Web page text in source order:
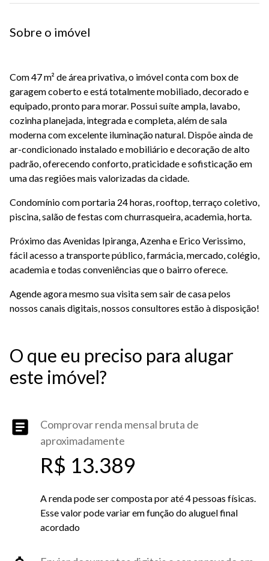
Sobre o imóvel
Com 47 m² de área privativa, o imóvel conta com box de
garagem coberto e está totalmente mobiliado, decorado e
equipado, pronto para morar. Possui suíte ampla, lavabo,
cozinha planejada, integrada e completa, além de sala
moderna com excelente iluminação natural. Dispõe ainda de
ar-condicionado instalado e mobiliário e decoração de alto
padrão, oferecendo conforto, praticidade e sofisticação em
uma das regiões mais valorizadas da cidade.
Condomínio com portaria 24 horas, rooftop, terraço coletivo,
piscina, salão de festas com churrasqueira, academia, horta.
Próximo das Avenidas Ipiranga, Azenha e Erico Verissimo,
fácil acesso a transporte público, farmácia, mercado, colégio,
academia e todas conveniências que o bairro oferece.
Agende agora mesmo sua visita sem sair de casa pelos
nossos canais digitais, nossos consultores estão à disposição!
O que eu preciso para alugar
este imóvel?
Comprovar renda mensal bruta de
aproximadamente
R$ 13.389
A renda pode ser composta por até 4 pessoas físicas.
Esse valor pode variar em função do aluguel final
acordado